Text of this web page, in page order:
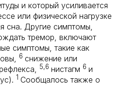
и который усиливается
или физической нагрузке
сна. Другие симптомы,
тремор, включают
симптомы, такие как
6 снижение или
5,6 нистагм 6 и
1 Сообщалось также о